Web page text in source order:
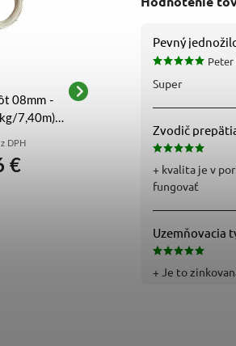
Peter
Super
+ kvalita je v
fungovať
+ Je to
08mm -
7,40m) -
DPH
€
izoláciou čierny -
t195010 PVC
5,93 € bez DPH
7,30 €